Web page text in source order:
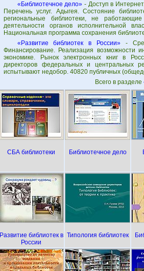
«Библиотечное дело» - Доступ в
Перечень услуг. Адыгея. Состояние
региональные библиотеки, не
деятельности органов исполнительной
Национальная программа сохранения
«Развитие библиотек в России» -
Финансирование. Реализация возможности
экономике. Рынок электронных книг в
директоров федеральных и центральных
испытывают недобор. 40820 публичных
Всего в разделе
СБА библиотеки Библиотечное дело
Развитие библиотек в
России
Типология библиотек